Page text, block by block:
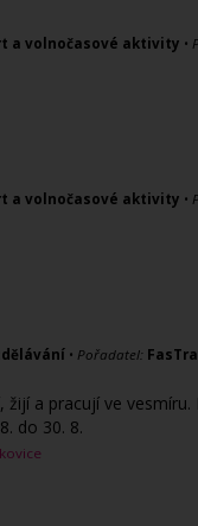
a volnočasové aktivity •
a volnočasové aktivity •
• Pořadatel:
a pracují ve
do 30. 8.